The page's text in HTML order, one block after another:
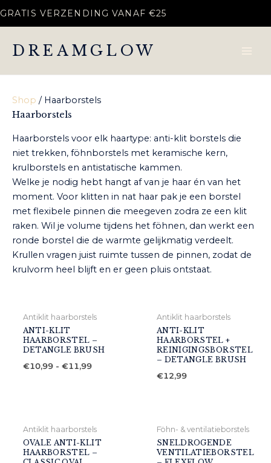
inhoud
GRATIS VERZENDING VANAF €25
DREAMGLOW
Shop / Haarborstels
Haarborstels
Haarborstels voor elk haartype: anti-klit borstels die
niet trekken, föhnborstels met keramische kern,
krulborstels en antistatische kammen.
Welke je nodig hebt hangt af van je haar én van het
moment. Voor klitten in nat haar pak je een borstel
met flexibele pinnen die meegeven zodra ze een klit
raken. Wil je volume tijdens het föhnen, dan werkt een
ronde borstel die de warmte gelijkmatig verdeelt.
Krullen vragen juist ruimte tussen de pinnen, zodat de
krulvorm heel blijft en er geen pluis ontstaat.
Antiklit haarborstels
ANTI-KLIT
HAARBORSTEL –
DETANGLE BRUSH
€10,99 - €11,99Prijsklasse:
Antiklit haarborstels
ANTI-KLIT
HAARBORSTEL +
REINIGINGSBORSTEL
– DETANGLE BRUSH
€12,99
Antiklit haarborstels
OVALE ANTI-KLIT
HAARBORSTEL –
Föhn- & ventilatieborstels
SNELDROGENDE
VENTILATIEBORSTEL